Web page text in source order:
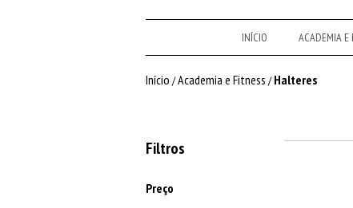
INÍCIO ACADEMIA E
Início /Academia e Fitness / Halteres
Filtros
Preço